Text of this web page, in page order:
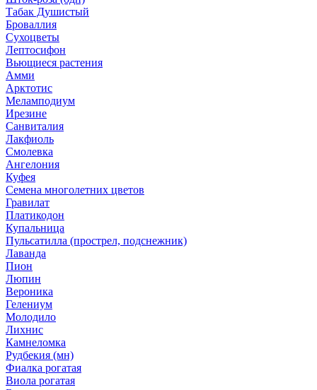
Табак Душистый
Броваллия
Сухоцветы
Лептосифон
Вьющиеся растения
Амми
Арктотис
Меламподиум
Ирезине
Санвиталия
Лакфиоль
Смолевка
Ангелония
Куфея
Семена многолетних цветов
Гравилат
Платикодон
Купальница
Пульсатилла (прострел, подснежник)
Лаванда
Пион
Люпин
Вероника
Гелениум
Молодило
Лихнис
Камнеломка
Рудбекия (мн)
Фиалка рогатая
Виола рогатая